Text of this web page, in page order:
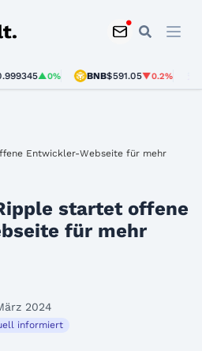
▲0% BNB$591.05▼0.2%
Entwickler-Webseite für mehr
startet offene
für mehr
2024
informiert